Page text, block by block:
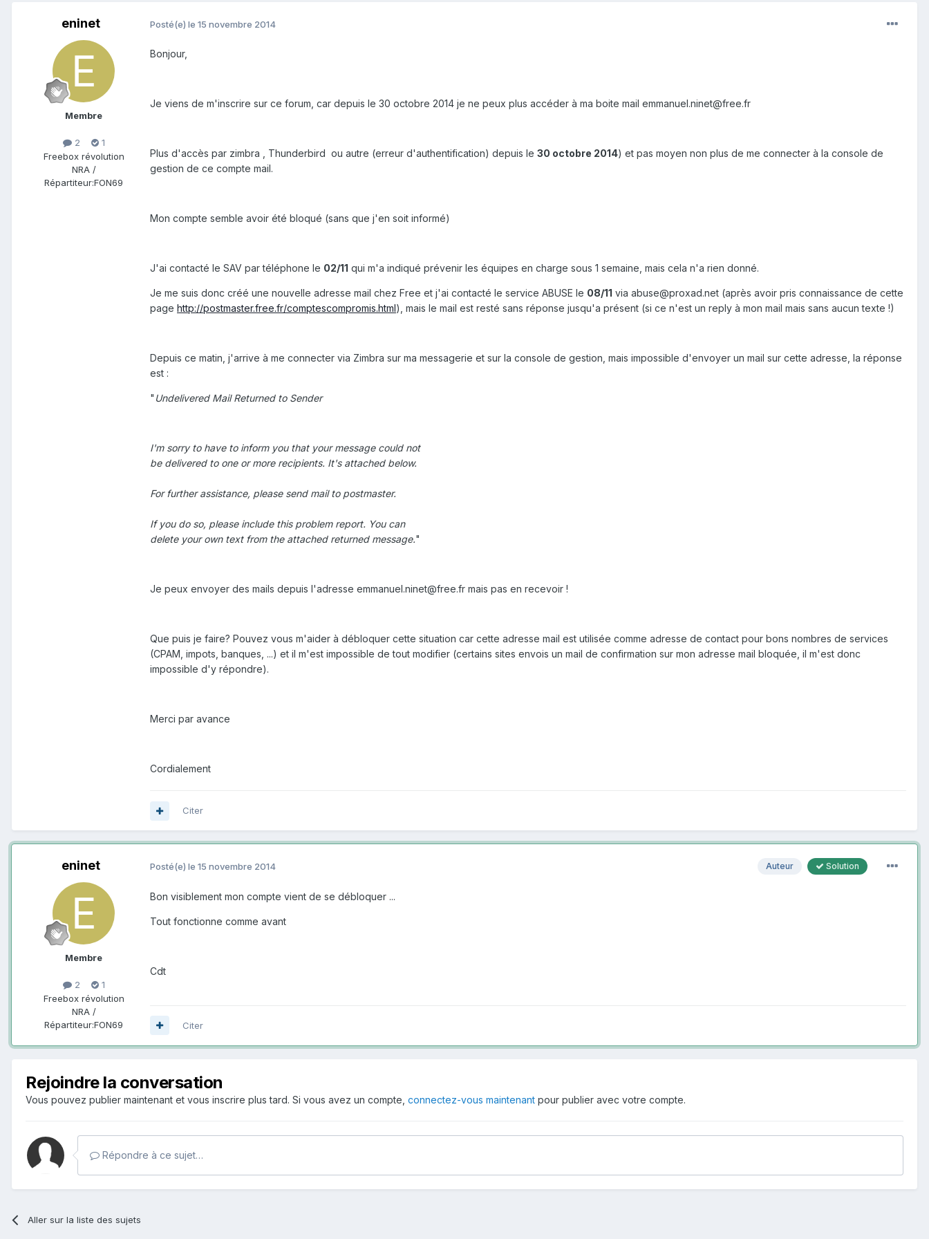
eninet
Membre
2
1
Freebox révolution
NRA /
Répartiteur:FON69
Posté(e) le 15 novembre 2014
Bonjour,
Je viens de m'inscrire sur ce forum, car depuis le 30 octobre 2014 je ne peux plus accéder à ma boite mail emmanuel.ninet@free.fr
Plus d'accès par zimbra , Thunderbird ou autre (erreur d'authentification) depuis le 30 octobre 2014) et pas moyen non plus de me connecter à la console de
gestion de ce compte mail.
Mon compte semble avoir été bloqué (sans que j'en soit informé)
J'ai contacté le SAV par téléphone le 02/11 qui m'a indiqué prévenir les équipes en charge sous 1 semaine, mais cela n'a rien donné.
Je me suis donc créé une nouvelle adresse mail chez Free et j'ai contacté le service ABUSE le 08/11 via abuse@proxad.net (après avoir pris connaissance de cette
page http://postmaster.free.fr/comptescompromis.html), mais le mail est resté sans réponse jusqu'a présent (si ce n'est un reply à mon mail mais sans aucun texte !)
Depuis ce matin, j'arrive à me connecter via Zimbra sur ma messagerie et sur la console de gestion, mais impossible d'envoyer un mail sur cette adresse, la réponse
est :
" Undelivered Mail Returned to Sender
I'm sorry to have to inform you that your message could not
be delivered to one or more recipients. It's attached below.
For further assistance, please send mail to postmaster.
If you do so, please include this problem report. You can
delete your own text from the attached returned message."
Je peux envoyer des mails depuis l'adresse emmanuel.ninet@free.fr mais pas en recevoir !
Que puis je faire? Pouvez vous m'aider à débloquer cette situation car cette adresse mail est utilisée comme adresse de contact pour bons nombres de services
(CPAM, impots, banques, ...) et il m'est impossible de tout modifier (certains sites envois un mail de confirmation sur mon adresse mail bloquée, il m'est donc
impossible d'y répondre).
Merci par avance
Cordialement
Citer
eninet
Membre
2
1
Freebox révolution
NRA /
Répartiteur:FON69
Auteur Solution
Posté(e) le 15 novembre 2014
Bon visiblement mon compte vient de se débloquer ...
Tout fonctionne comme avant
Cdt
Citer
Rejoindre la conversation
Vous pouvez publier maintenant et vous inscrire plus tard. Si vous avez un compte, connectez-vous maintenant pour publier avec votre compte.
Répondre à ce sujet…
Aller sur la liste des sujets